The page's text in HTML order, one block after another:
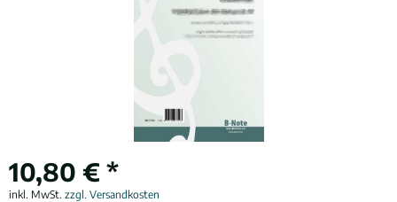
10,80 € *
inkl. MwSt. zzgl. Versandkosten